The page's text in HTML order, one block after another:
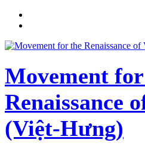
Movement
Renaissance
(Việt-Hưng)